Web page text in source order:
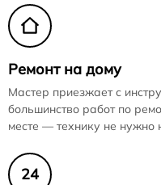
Ремонт на дому
Мастер приезжает с
большинство работ по
месте — технику не нужно
24